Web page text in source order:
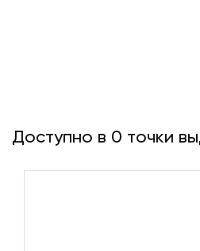
Доступно в 0 точки